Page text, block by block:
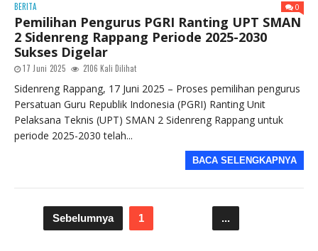
BERITA 0
Pemilihan Pengurus PGRI Ranting UPT SMAN
2 Sidenreng Rappang Periode 2025-2030
Sukses Digelar
17 Juni 2025 2106 Kali Dilihat
Sidenreng Rappang, 17 Juni 2025 – Proses pemilihan pengurus
Persatuan Guru Republik Indonesia (PGRI) Ranting Unit
Pelaksana Teknis (UPT) SMAN 2 Sidenreng Rappang untuk
periode 2025-2030 telah...
BACA SELENGKAPNYA
Sebelumnya 1 ...